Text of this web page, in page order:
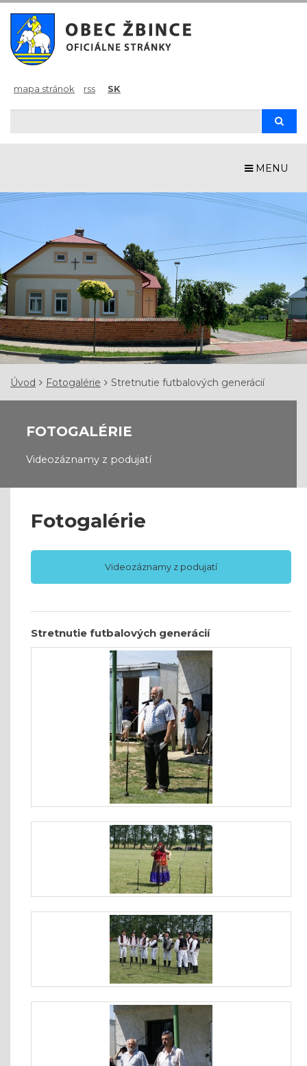
mapa stránok rss SK
MENU
Úvod Fotogalérie Stretnutie futbalových generácií
FOTOGALÉRIE
Videozáznamy z podujatí
Fotogalérie
Videozáznamy z podujatí
Stretnutie futbalových generácií